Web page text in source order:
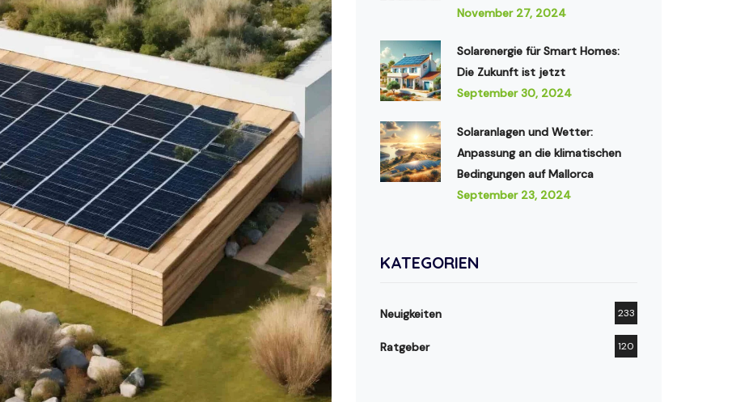
November 27, 2024
Solarenergie für Smart Homes:
Die Zukunft ist jetzt
September 30, 2024
Solaranlagen und Wetter:
Anpassung an die klimatischen
Bedingungen auf Mallorca
September 23, 2024
KATEGORIEN
Neuigkeiten 233
Ratgeber 120